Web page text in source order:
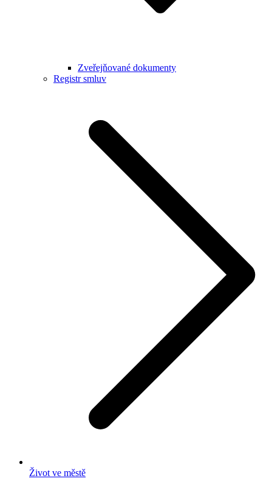
Zveřejňované dokumenty
Registr smluv
Život ve městě